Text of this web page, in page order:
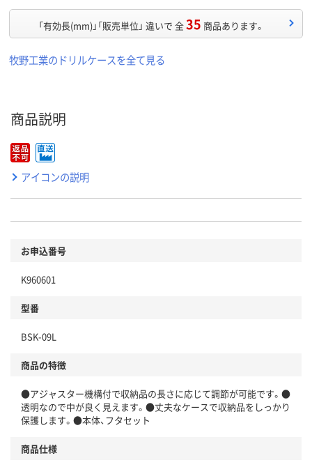
「有効長(mm)」「販売単位」 違いで 全35 商品あります。
牧野工業のドリルケースを全て見る
商品説明
アイコンの説明
お申込番号
K960601
型番
BSK-09L
商品の特徴
●アジャスター機構付で収納品の長さに応じて調節が可能です。●
透明なので中が良く見えます。●丈夫なケースで収納品をしっかり
保護します。●本体、フタセット
商品仕様